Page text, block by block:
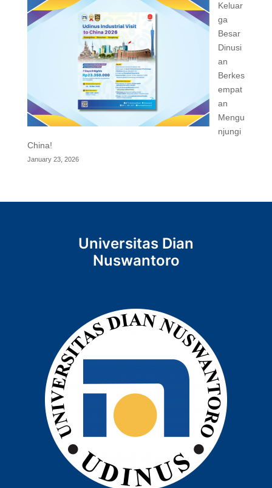
Keluar
ga
Besar
Dinusi
an
Berkes
empat
an
Mengu
njungi
China!
January 23, 2026
Universitas Dian
Nuswantoro